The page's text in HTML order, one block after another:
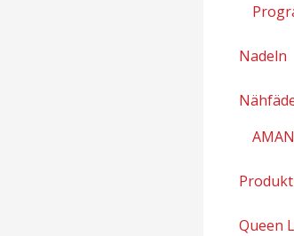
Nadeln
Queen